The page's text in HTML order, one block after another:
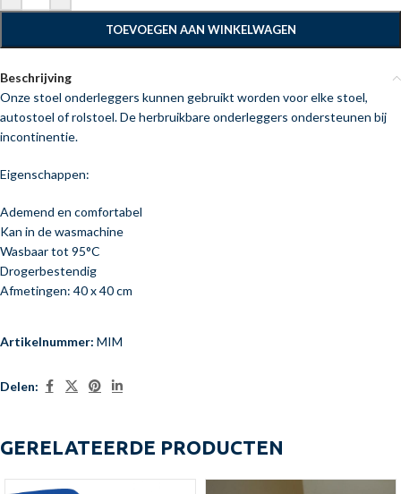
TOEVOEGEN AAN WINKELWAGEN
Beschrijving
Onze stoel onderleggers kunnen gebruikt worden voor elke stoel,
autostoel of rolstoel. De herbruikbare onderleggers ondersteunen bij
incontinentie.
Eigenschappen:
Ademend en comfortabel
Kan in de wasmachine
Wasbaar tot 95°C
Drogerbestendig
Afmetingen: 40 x 40 cm
Artikelnummer: MIM
Delen:
GERELATEERDE PRODUCTEN